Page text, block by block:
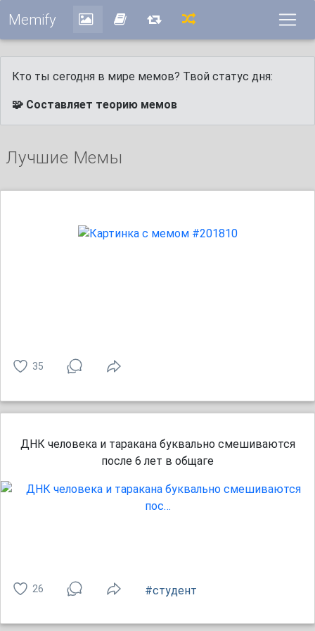
Memify
Кто ты сегодня в мире мемов? Твой статус дня:
🧩 Составляет теорию мемов
Лучшие Мемы
35
ДНК человека и таракана буквально смешиваются
после 6 лет в общаге
26 #студент